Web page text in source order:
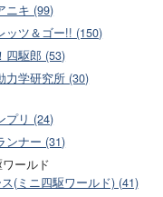
ニキ (99)
ッツ＆ゴー!! (150)
四駆郎 (53)
力学研究所 (30)
プリ (24)
ンナー (31)
ールド
(ミニ四駆ワールド) (41)